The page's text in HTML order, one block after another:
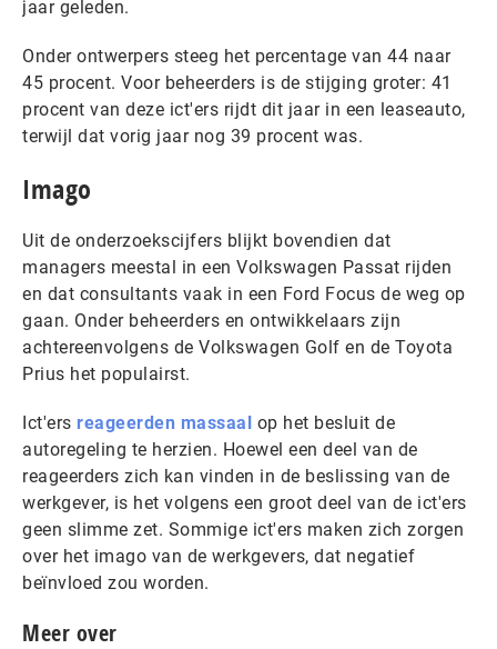
jaar geleden.
Onder ontwerpers steeg het percentage van 44 naar
45 procent. Voor beheerders is de stijging groter: 41
procent van deze ict'ers rijdt dit jaar in een leaseauto,
terwijl dat vorig jaar nog 39 procent was.
Imago
Uit de onderzoekscijfers blijkt bovendien dat
managers meestal in een Volkswagen Passat rijden
en dat consultants vaak in een Ford Focus de weg op
gaan. Onder beheerders en ontwikkelaars zijn
achtereenvolgens de Volkswagen Golf en de Toyota
Prius het populairst.
Ict'ers reageerden massaal op het besluit de
autoregeling te herzien. Hoewel een deel van de
reageerders zich kan vinden in de beslissing van de
werkgever, is het volgens een groot deel van de ict'ers
geen slimme zet. Sommige ict'ers maken zich zorgen
over het imago van de werkgevers, dat negatief
beïnvloed zou worden.
Meer over